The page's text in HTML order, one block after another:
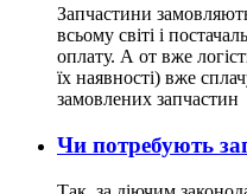
Запчастини
всьому світі і
оплату. А от вже
їх наявності) вже
замовлених запчастин
Чи потребують